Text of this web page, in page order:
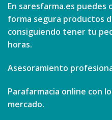
En saresfarma.es puedes
forma segura productos
consiguiendo tener tu
horas.
Asesoramiento
Parafarmacia online con
mercado.